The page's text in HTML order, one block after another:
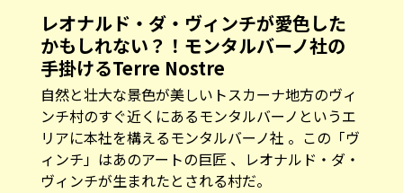
レオナルド・ダ・ヴィンチが愛色した
かもしれない？！モンタルバーノ社の
手掛けるTerre Nostre
自然と壮大な景色が美しいトスカーナ地方のヴィ
ンチ村のすぐ近くにあるモンタルバーノというエ
リアに本社を構えるモンタルバーノ社 。この「ヴ
ィンチ」はあのアートの巨匠 、レオナルド・ダ・
ヴィンチが生まれたとされる村だ。